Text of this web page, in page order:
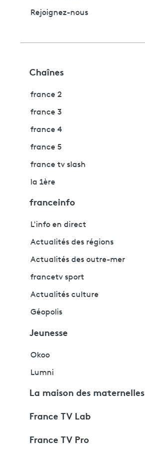
Rejoignez-nous
Chaînes
france 2
france 3
france 4
france 5
france tv slash
la 1ère
franceinfo
L'info en direct
Actualités des régions
Actualités des outre-mer
francetv sport
Actualités culture
Géopolis
Jeunesse
Okoo
Lumni
La maison des maternelles
France TV Lab
France TV Pro